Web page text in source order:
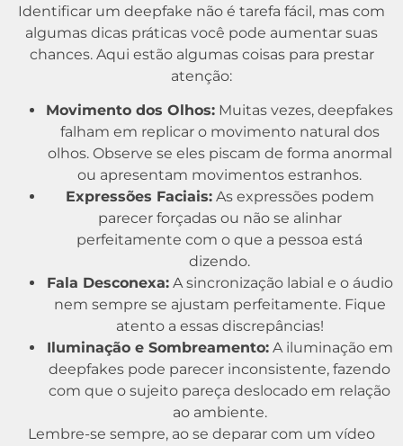
Identificar um deepfake não é tarefa fácil, mas com
algumas dicas práticas você pode aumentar suas
chances. Aqui estão algumas coisas para prestar
atenção:
Movimento dos Olhos: Muitas vezes, deepfakes
falham em replicar o movimento natural dos
olhos. Observe se eles piscam de forma anormal
ou apresentam movimentos estranhos.
Expressões Faciais:As expressões podem
parecer forçadas ou não se alinhar
perfeitamente com o que a pessoa está
dizendo.
Fala Desconexa:A sincronização labial e o áudio
nem sempre se ajustam perfeitamente. Fique
atento a essas discrepâncias!
Iluminação e Sombreamento:A iluminação em
deepfakes pode parecer inconsistente, fazendo
com que o sujeito pareça deslocado em relação
ao ambiente.
Lembre-se sempre, ao se deparar com um vídeo